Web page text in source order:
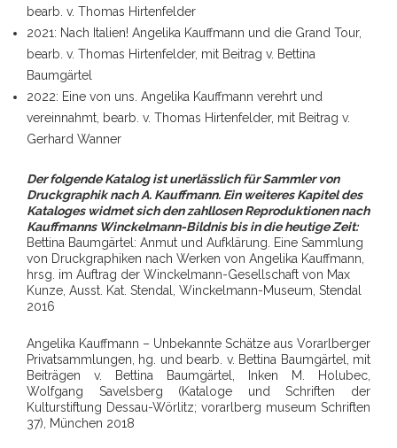
bearb. v. Thomas Hirtenfelder
2021: Nach Italien! Angelika Kauffmann und die Grand Tour,
bearb. v. Thomas Hirtenfelder, mit Beitrag v. Bettina
Baumgärtel
2022: Eine von uns. Angelika Kauffmann verehrt und
vereinnahmt, bearb. v. Thomas Hirtenfelder, mit Beitrag v.
Gerhard Wanner
Der folgende Katalog ist unerlässlich für Sammler von
Druckgraphik nach A. Kauffmann. Ein weiteres Kapitel des
Kataloges widmet sich den zahllosen Reproduktionen nach
Kauffmanns Winckelmann-Bildnis bis in die heutige Zeit:
Bettina Baumgärtel: Anmut und Aufklärung. Eine Sammlung
von Druckgraphiken nach Werken von Angelika Kauffmann,
hrsg. im Auftrag der Winckelmann-Gesellschaft von Max
Kunze, Ausst. Kat. Stendal, Winckelmann-Museum, Stendal
2016
Angelika Kauffmann – Unbekannte Schätze aus Vorarlberger
Privatsammlungen, hg. und bearb. v. Bettina Baumgärtel, mit
Beiträgen v. Bettina Baumgärtel, Inken M. Holubec,
Wolfgang Savelsberg (Kataloge und Schriften der
Kulturstiftung Dessau-Wörlitz; vorarlberg museum Schriften
37), München 2018